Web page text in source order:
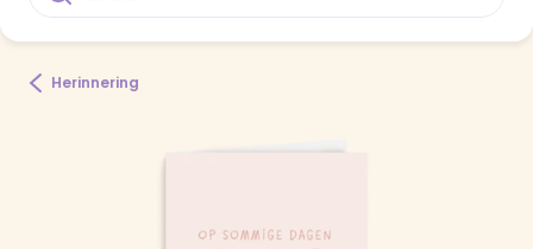
Herinnering